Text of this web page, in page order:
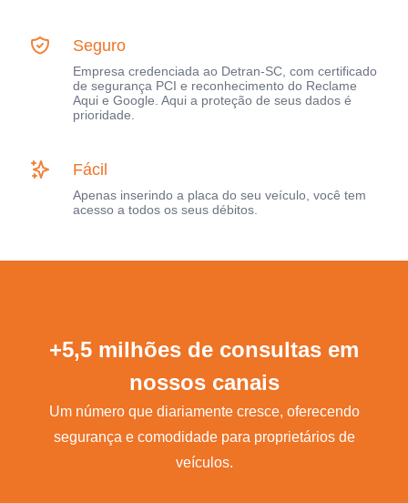
Seguro
Empresa credenciada ao Detran-SC, com certificado
de segurança PCI e reconhecimento do Reclame
Aqui e Google. Aqui a proteção de seus dados é
prioridade.
Fácil
Apenas inserindo a placa do seu veículo, você tem
acesso a todos os seus débitos.
+5,5 milhões de consultas em
nossos canais
Um número que diariamente cresce, oferecendo
segurança e comodidade para proprietários de
veículos.